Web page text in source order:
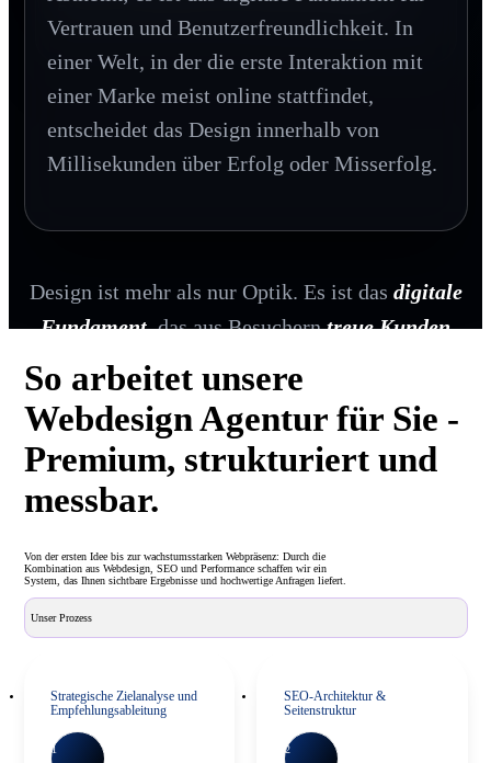
Vertrauen und Benutzerfreundlichkeit. In
einer Welt, in der die erste Interaktion mit
einer Marke meist online stattfindet,
entscheidet das Design innerhalb von
Millisekunden über Erfolg oder Misserfolg.
Design ist mehr als nur Optik. Es ist das digitale
Fundament, das aus Besucherntreue Kunden
So arbeitet unsere
Webdesign Agentur für Sie -
Premium, strukturiert und
messbar.
Von der ersten Idee bis zur wachstumsstarken Webpräsenz: Durch die
Kombination aus Webdesign, SEO und Performance schaffen wir ein
System, das Ihnen sichtbare Ergebnisse und hochwertige Anfragen liefert.
Unser Prozess
Strategische Zielanalyse und
Empfehlungsableitung
1
SEO-Architektur &
Seitenstruktur
2